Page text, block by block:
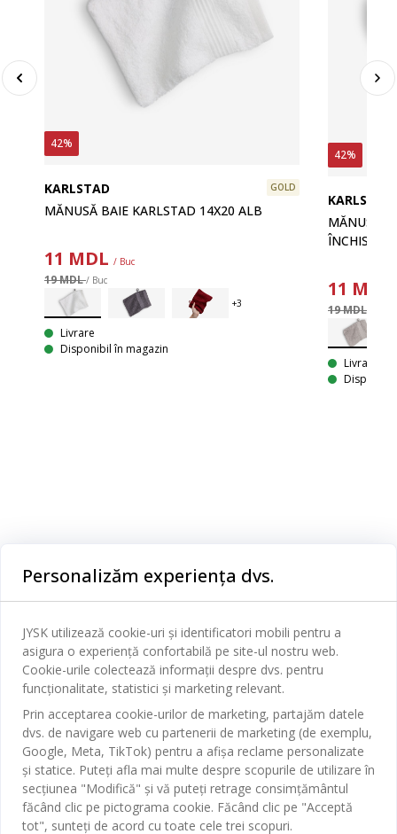
42%
KARLSTAD GOLD
MĂNUSĂ BAIE KARLSTAD 14X20 ALB
11 MDL / Buc
19 MDL/ Buc
Livrare
Disponibil în magazin
42%
KARLSTAD
MĂNUSĂ
ÎNCHIS
11 MDL
19 MDL
Livrare
Disponibil
Birou
Sufragerie
Bucătărie
Depozitare
Perdele
Grădină
Contact Relații Clienți
Magazine și program
Broșură
Termeni si conditii vânzări online
Garantia prețului
Garanția Produselor
JYSK
Despre JYSK
JYSK.com
Presă
Locuri de muncă
SEDIU CENTRAL
TAROL-DD S.R.L. str. Jubiliara, 41A mun. Chișinău, Republica
Moldova
JYSK BUSINESS TO BUSINESS
JYSK RELAȚII CLIENȚI
Contact Relații Clienți
Telefon: 022 022 030
E-mail: support@jysk.md
Urmărește Jysk
Personalizăm experiența dvs.
JYSK utilizează cookie-uri și identificatori mobili pentru a
asigura o experiență confortabilă pe site-ul nostru web.
Cookie-urile colectează informații despre dvs. pentru
funcționalitate, statistici și marketing relevant.
Prin acceptarea cookie-urilor de marketing, partajăm datele
dvs. de navigare web cu partenerii de marketing (de exemplu,
Google, Meta, TikTok) pentru a afișa reclame personalizate
și statice. Puteți afla mai multe despre scopurile de utilizare în
secțiunea "Modifică" și vă puteți retrage consimțământul
făcând clic pe pictograma cookie. Făcând clic pe "Acceptă
tot", sunteți de acord cu toate cele trei scopuri.